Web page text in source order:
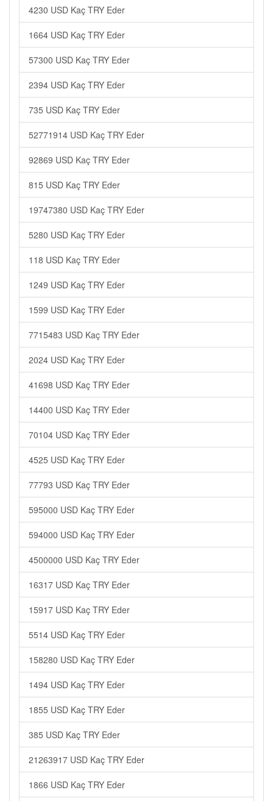
4230 USD Kaç TRY Eder
1664 USD Kaç TRY Eder
57300 USD Kaç TRY Eder
2394 USD Kaç TRY Eder
735 USD Kaç TRY Eder
52771914 USD Kaç TRY Eder
92869 USD Kaç TRY Eder
815 USD Kaç TRY Eder
19747380 USD Kaç TRY Eder
5280 USD Kaç TRY Eder
118 USD Kaç TRY Eder
1249 USD Kaç TRY Eder
1599 USD Kaç TRY Eder
7715483 USD Kaç TRY Eder
2024 USD Kaç TRY Eder
41698 USD Kaç TRY Eder
14400 USD Kaç TRY Eder
70104 USD Kaç TRY Eder
4525 USD Kaç TRY Eder
77793 USD Kaç TRY Eder
595000 USD Kaç TRY Eder
594000 USD Kaç TRY Eder
4500000 USD Kaç TRY Eder
16317 USD Kaç TRY Eder
15917 USD Kaç TRY Eder
5514 USD Kaç TRY Eder
158280 USD Kaç TRY Eder
1494 USD Kaç TRY Eder
1855 USD Kaç TRY Eder
385 USD Kaç TRY Eder
21263917 USD Kaç TRY Eder
1866 USD Kaç TRY Eder